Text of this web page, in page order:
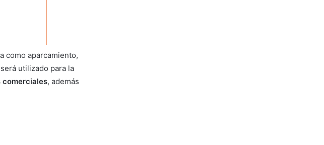
como aparcamiento,
utilizado para la
comerciales, además